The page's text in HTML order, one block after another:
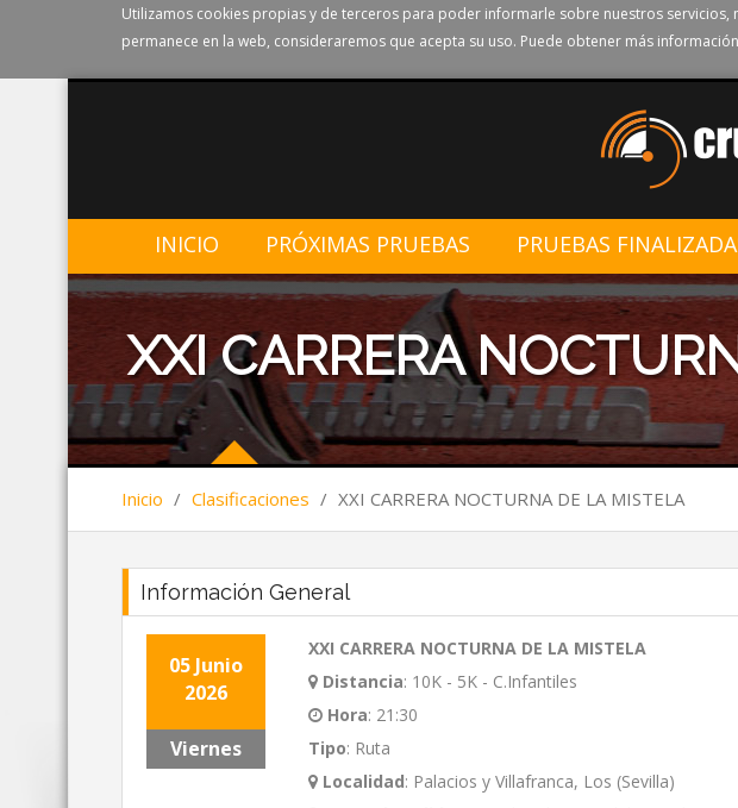
Utilizamos cookies propias y de terceros para poder informarle sobre nuestros servicios,
permanece en la web, consideraremos que acepta su uso. Puede obtener más
INICIO PRÓXIMAS PRUEBAS PRUEBAS
XXI CARRERA
Inicio / Clasificaciones / XXI CARRERA NOCTURNA DE LA MISTELA
Información General
05 Junio
2026
Viernes
XXI CARRERA NOCTURNA DE LA MISTELA
Distancia: 10K - 5K - C.Infantiles
Hora: 21:30
Tipo: Ruta
Localidad: Palacios y Villafranca, Los (Sevilla)